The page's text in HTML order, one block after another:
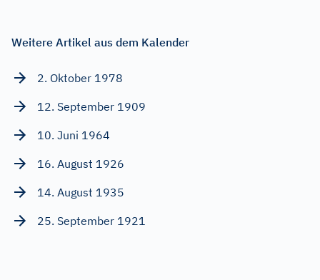
Weitere Artikel aus dem Kalender
2. Oktober 1978
12. September 1909
10. Juni 1964
16. August 1926
14. August 1935
25. September 1921